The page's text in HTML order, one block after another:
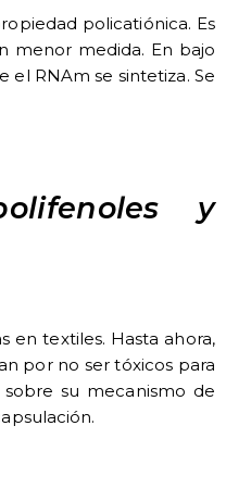
policatiónica. Es
menor medida. En bajo
el RNAm se sintetiza. Se
y
en textiles. Hasta ahora,
por no ser tóxicos para
su mecanismo de